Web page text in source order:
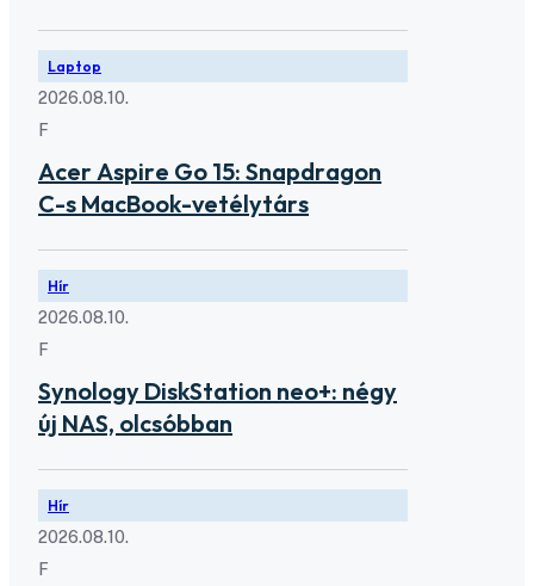
Laptop
2026.08.10.
F
Acer Aspire Go 15: Snapdragon
C-s MacBook-vetélytárs
Hír
2026.08.10.
F
Synology DiskStation neo+: négy
új NAS, olcsóbban
Hír
2026.08.10.
F